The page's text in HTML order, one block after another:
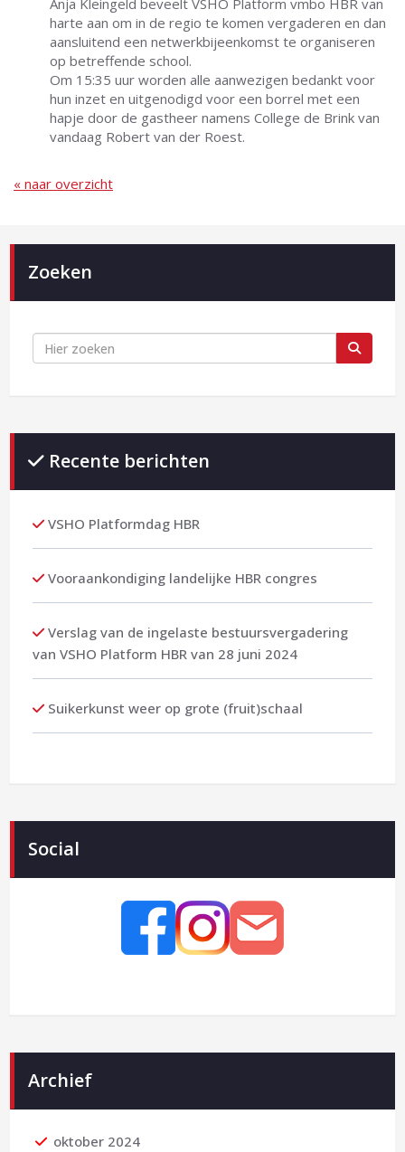
Anja Kleingeld beveelt VSHO Platform vmbo HBR van
harte aan om in de regio te komen vergaderen en dan
aansluitend een netwerkbijeenkomst te organiseren
op betreffende school.
Om 15:35 uur worden alle aanwezigen bedankt voor
hun inzet en uitgenodigd voor een borrel met een
hapje door de gastheer namens College de Brink van
vandaag Robert van der Roest.
« naar overzicht
Zoeken
Recente berichten
VSHO Platformdag HBR
Vooraankondiging landelijke HBR congres
Verslag van de ingelaste bestuursvergadering
van VSHO Platform HBR van 28 juni 2024
Suikerkunst weer op grote (fruit)schaal
Social
Archief
oktober 2024